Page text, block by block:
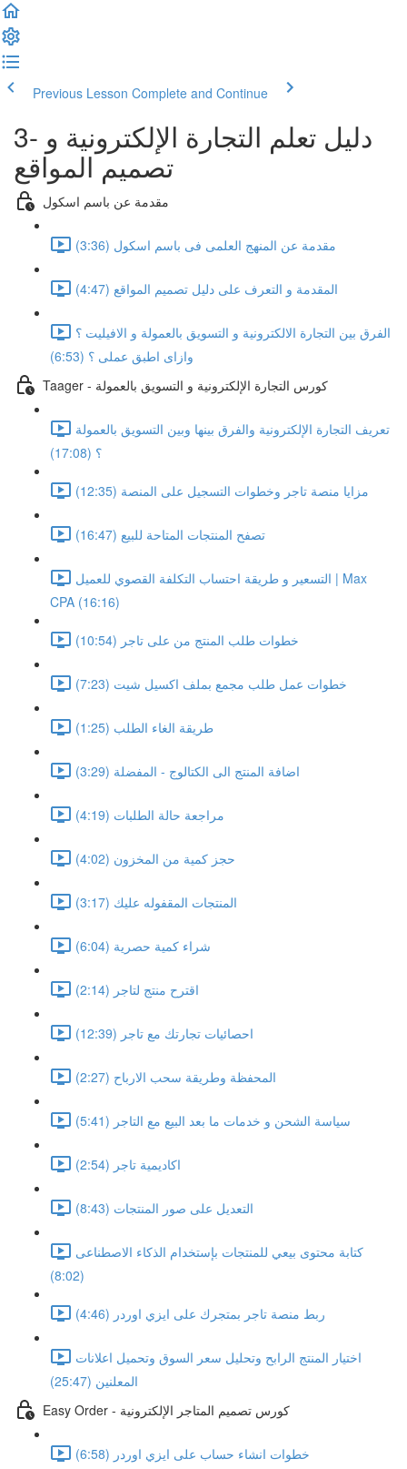
Previous Lesson Complete and Continue
3- دليل تعلم التجارة الإلكترونية و
تصميم المواقع
مقدمة عن باسم اسكول
مقدمة عن المنهج العلمى فى باسم اسكول (3:36)
المقدمة و التعرف على دليل تصميم المواقع (4:47)
الفرق بين التجارة الالكترونية و التسويق بالعمولة و الافيليت ؟
وازاى اطبق عملى ؟ (6:53)
Taager - كورس التجارة الإلكترونية و التسويق بالعمولة
تعريف التجارة الإلكترونية والفرق بينها وبين التسويق بالعمولة
؟ (17:08)
مزايا منصة تاجر وخطوات التسجيل على المنصة (12:35)
تصفح المنتجات المتاحة للبيع (16:47)
التسعير و طريقة احتساب التكلفة القصوي للعميل | Max
CPA (16:16)
خطوات طلب المنتج من على تاجر (10:54)
خطوات عمل طلب مجمع بملف اكسيل شيت (7:23)
طريقة الغاء الطلب (1:25)
اضافة المنتج الى الكتالوج - المفضلة (3:29)
مراجعة حالة الطلبات (4:19)
حجز كمية من المخزون (4:02)
المنتجات المقفوله عليك (3:17)
شراء كمية حصرية (6:04)
اقترح منتج لتاجر (2:14)
احصائيات تجارتك مع تاجر (12:39)
المحفظة وطريقة سحب الارباح (2:27)
سياسة الشحن و خدمات ما بعد البيع مع التاجر (5:41)
اكاديمية تاجر (2:54)
التعديل على صور المنتجات (8:43)
كتابة محتوى بيعي للمنتجات بإستخدام الذكاء الاصطناعى
(8:02)
ربط منصة تاجر بمتجرك على ايزي اوردر (4:46)
اختيار المنتج الرابح وتحليل سعر السوق وتحميل اعلانات
المعلنين (25:47)
Easy Order - كورس تصميم المتاجر الإلكترونية
خطوات انشاء حساب على ايزي اوردر (6:58)